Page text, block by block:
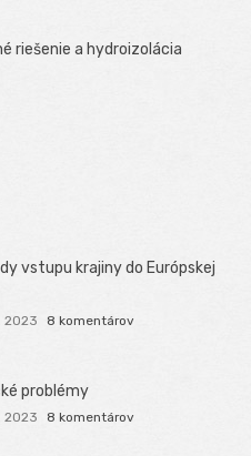
riešenie a hydroizolácia
vstupu krajiny do Európskej
2023 8 komentárov
problémy
2023 8 komentárov